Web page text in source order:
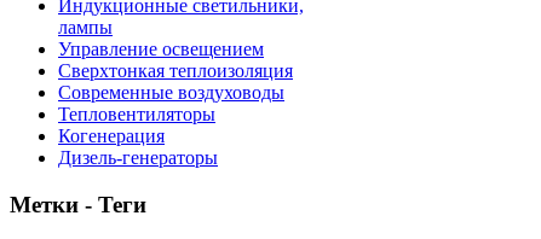
Индукционные светильники,
лампы
Управление освещением
Сверхтонкая теплоизоляция
Современные воздуховоды
Тепловентиляторы
Когенерация
Дизель-генераторы
Метки - Теги